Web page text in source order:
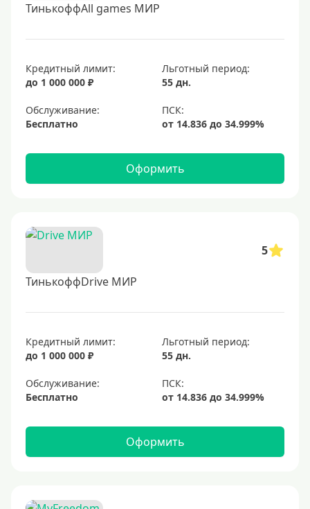
ТинькоффAll games МИР
Кредитный лимит:
до 1 000 000 ₽
Льготный период:
55 дн.
Обслуживание:
Бесплатно
Оформить
5
ТинькоффDrive МИР
Кредитный лимит:
до 1 000 000 ₽
Льготный период:
55 дн.
Обслуживание:
Бесплатно
Оформить